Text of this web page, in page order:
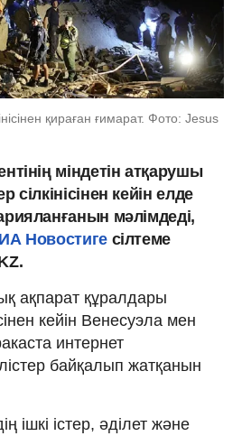
қираған ғимарат. Фото: Jesus
міндетін атқарушы
кейін елде
мәлімдеді,
Новостигесілтеме
ақпарат құралдары
кейін Венесуэла мен
интернет
байқалып жатқанын
ішкі істер, әділет және